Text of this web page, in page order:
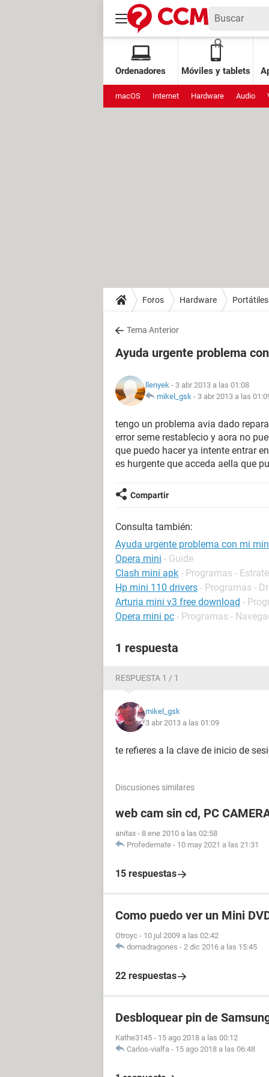
Ordenadores Móviles y tablets
macOS Internet Hardware Audio
Foros Hardware Portátiles
Tema Anterior
Ayuda urgente problema
llenyek - 3 abr 2013 a las 01:08
mikel_gsk - 3 abr 2013 a las
tengo un problema avia dado
error seme restablecio y aora no
que puedo hacer ya intente entrar
es hurgente que acceda aella que
Compartir
Consulta también:
Ayuda urgente problema con mi
Opera mini - Guide
Clash mini apk - Programas -
Hp mini 110 drivers - Programas -
Arturia mini v3 free download -
Opera mini pc - Programas -
1 respuesta
RESPUESTA 1 / 1
mikel_gsk
3 abr 2013 a las 01:09
te refieres a la clave de inicio de
Discusiones similares
web cam sin cd, PC
anitax - 8 ene 2010 a las 02:58
Profedemate - 10 may 2021 a las 21:31
15 respuestas
Como puedo ver un Mini
Otroyc - 10 jul 2009 a las 02:42
domadragones - 2 dic 2016 a las 15:45
22 respuestas
Desbloquear pin de
Kathe3145 - 15 ago 2018 a las 00:12
Carlos-vialfa - 15 ago 2018 a las 06:48